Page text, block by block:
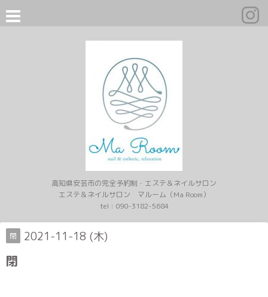
高知県安芸市の完全予約制・エステ＆ネイルサロン
エステ＆ネイルサロン マルーム（Ma Room）
tel : 090-3182-5684
閉 2021-11-18 (木)
閉